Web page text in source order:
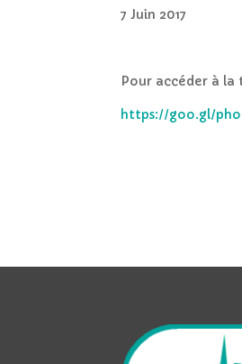
7 Juin 2017
Pour accéder à
https://goo.gl/